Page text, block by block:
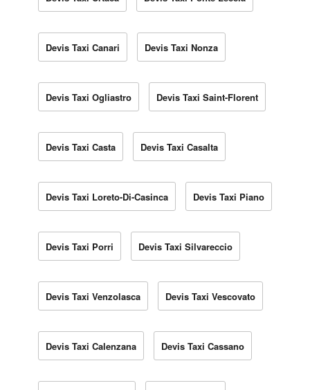
Devis Taxi Canari Devis Taxi Nonza
Devis Taxi Ogliastro Devis Taxi Saint-Florent
Devis Taxi Casta Devis Taxi Casalta
Devis Taxi Loreto-Di-Casinca Devis Taxi Piano
Devis Taxi Porri Devis Taxi Silvareccio
Devis Taxi Venzolasca Devis Taxi Vescovato
Devis Taxi Calenzana Devis Taxi Cassano